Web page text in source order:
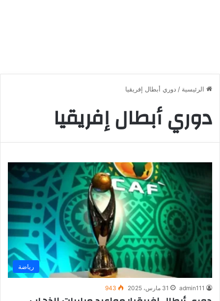
الرئيسية / دوري أبطال إفريقيا
دوري أبطال إفريقيا
رياضة
admin111 31 مارس، 2025 943